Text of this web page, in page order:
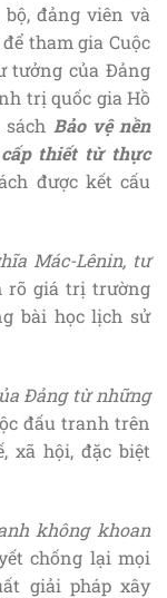
đảng viên và
tham gia Cuộc
tưởng của Đảng
trị quốc gia Hồ
Bảo vệ nền
thiết từ thực
được kết cấu
Mác-Lênin, tư
rõ giá trị trường
bài học lịch sử
Đảng từ những
đấu tranh trên
xã hội, đặc biệt
không khoan
chống lại mọi
giải pháp xây